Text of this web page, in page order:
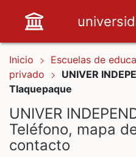
Inicio
Escuelas de
privado
UNIVER
Tlaquepaque
UNIVER
Teléfono, mapa
contacto